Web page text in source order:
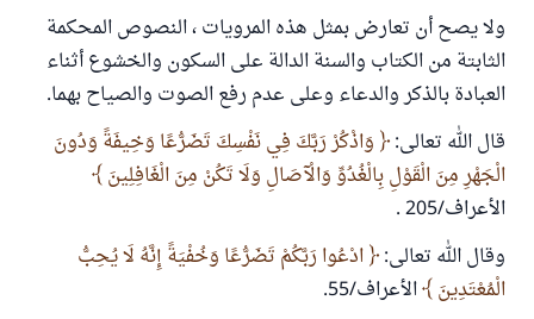
ولا يصح أن تعارض بمثل هذه المرويات ، النصوص المحكمة
الثابتة من الكتاب والسنة الدالة على السكون والخشوع أثناء
العبادة بالذكر والدعاء وعلى عدم رفع الصوت والصياح بهما.
قال الله تعالى:
وَاذْكُرْ رَبَّكَ فِي نَفْسِكَ تَضَرُّعًا وَخِيفَةً وَدُونَ
الْجَهْرِ مِنَ الْقَوْلِ بِالْغُدُوِّ وَالْآصَالِ وَلَا تَكُنْ مِنَ الْغَافِلِينَ
الأعراف/205 .
وقال الله تعالى: ادْعُوا رَبَّكُمْ تَضَرُّعًا وَخُفْيَةً إِنَّهُ لَا يُحِبُّ
الْمُعْتَدِينَ الأعراف/55.